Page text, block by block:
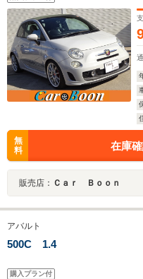
無
料
在庫
販売店： Ｃａｒ Ｂｏｏｎ
アバルト
500C 1.4
購入プラン付